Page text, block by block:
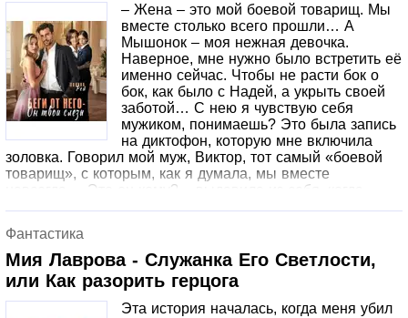
– Жена – это мой боевой товарищ. Мы
вместе столько всего прошли… А
Мышонок – моя нежная девочка.
Наверное, мне нужно было встретить её
именно сейчас. Чтобы не расти бок о
бок, как было с Надей, а укрыть своей
заботой… С нею я чувствую себя
мужиком, понимаешь? Это была запись
на диктофон, которую мне включила
золовка. Говорил мой муж, Виктор, тот самый «боевой
товарищ», с которым, как я думала, мы вместе
навсегда. – Это он кому? – выдавила из себя, когда
представь себе! Я представляла. Знала, о ком речь.
Маленькая блондинка, которая смотрела на мир
невинными глазами. Нежная девочка моего мужа… От
которого мне нужно бежать, как от огня. Ведь ничего,
кроме слёз, ждать от нашего брака уже не приходится…
Фантастика
Мия Лаврова - Служанка Его Светлости,
или Как разорить герцога
Эта история началась, когда меня убил